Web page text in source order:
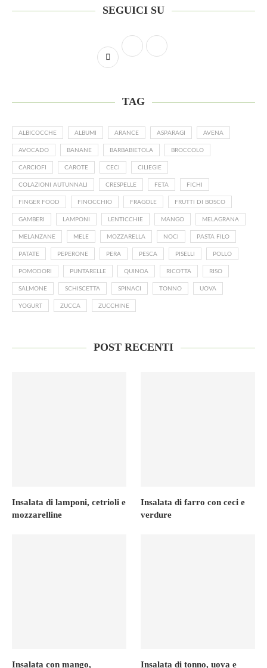
SEGUICI SU
TAG
ALBICOCCHE ALBUMI ARANCE ASPARAGI AVENA
AVOCADO BANANE BARBABIETOLA BROCCOLO
CARCIOFI CAROTE CECI CILIEGIE
COLAZIONI AUTUNNALI CRESPELLE FETA FICHI
FINGER FOOD FINOCCHIO FRAGOLE FRUTTI DI BOSCO
GAMBERI LAMPONI LENTICCHIE MANGO MELAGRANA
MELANZANE MELE MOZZARELLA NOCI PASTA FILO
PATATE PEPERONE PERA PESCA PISELLI POLLO
POMODORI PUNTARELLE QUINOA RICOTTA RISO
SALMONE SCHISCETTA SPINACI TONNO UOVA
YOGURT ZUCCA ZUCCHINE
POST RECENTI
Insalata di lamponi, cetrioli e
mozzarelline
Insalata di farro con ceci e
verdure
Insalata con mango, Insalata di tonno, uova e